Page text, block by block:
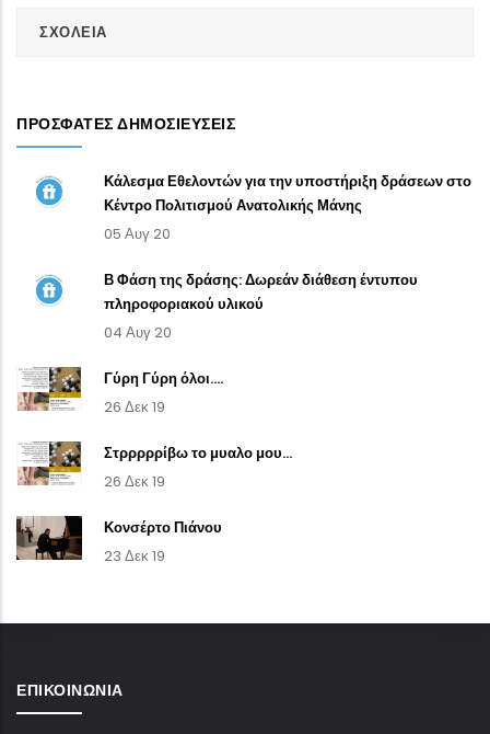
ΣΧΟΛΕΙΑ
ΠΡΌΣΦΑΤΕΣ ΔΗΜΟΣΙΕΎΣΕΙΣ
Κάλεσμα Εθελοντών για την υποστήριξη δράσεων στο
Κέντρο Πολιτισμού Ανατολικής Μάνης
05 Αυγ 20
Β Φάση της δράσης: Δωρεάν διάθεση έντυπου
πληροφοριακού υλικού
04 Αυγ 20
Γύρη Γύρη όλοι....
26 Δεκ 19
Στρρρρρίβω το μυαλο μου...
26 Δεκ 19
Κονσέρτο Πιάνου
23 Δεκ 19
ΕΠΙΚΟΙΝΩΝΊΑ